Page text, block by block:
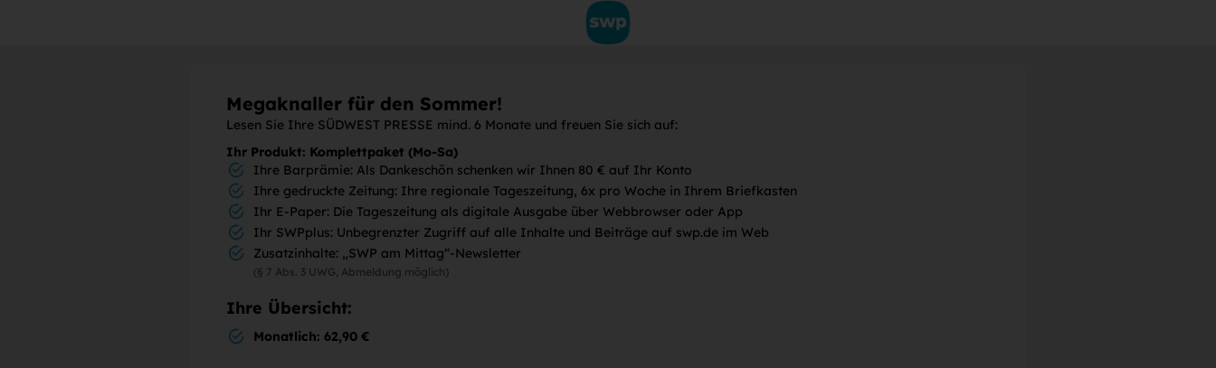
Megaknaller für den Sommer!
Lesen Sie Ihre SÜDWEST PRESSE mind. 6 Monate und freuen Sie sich auf:
Ihr Produkt: Komplettpaket (Mo-Sa)
Ihre Barprämie: Als Dankeschön schenken wir Ihnen 80 € auf Ihr Konto
Ihre gedruckte Zeitung: Ihre regionale Tageszeitung, 6x pro Woche in Ihrem Briefkasten
Ihr E-Paper: Die Tageszeitung als digitale Ausgabe über Webbrowser oder App
Ihr SWPplus: Unbegrenzter Zugriff auf alle Inhalte und Beiträge auf swp.de im Web
Zusatzinhalte: „SWP am Mittag“-Newsletter
(§ 7 Abs. 3 UWG, Abmeldung möglich)
Ihre Übersicht:
Monatlich: 62,90 €